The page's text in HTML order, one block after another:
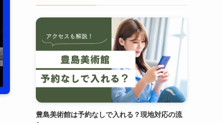
豊島美術館は予約なしで入れる？現地対応の流